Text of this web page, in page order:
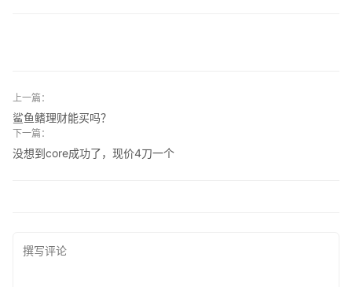
上一篇：
鲨鱼鳍理财能买吗？
下一篇：
没想到core成功了，现价4刀一个